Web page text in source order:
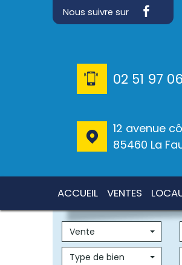
Nous suivre sur
02 51 97
12 avenue
85460 La
ACCUEIL VENTES
Vente
Type de bien